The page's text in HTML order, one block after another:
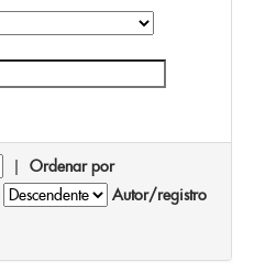
| Ordenar por
Autor/registro